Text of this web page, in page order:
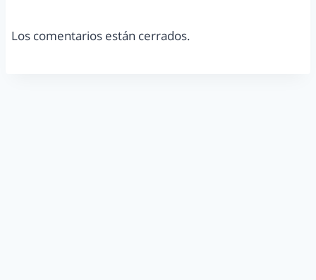
Los comentarios están cerrados.